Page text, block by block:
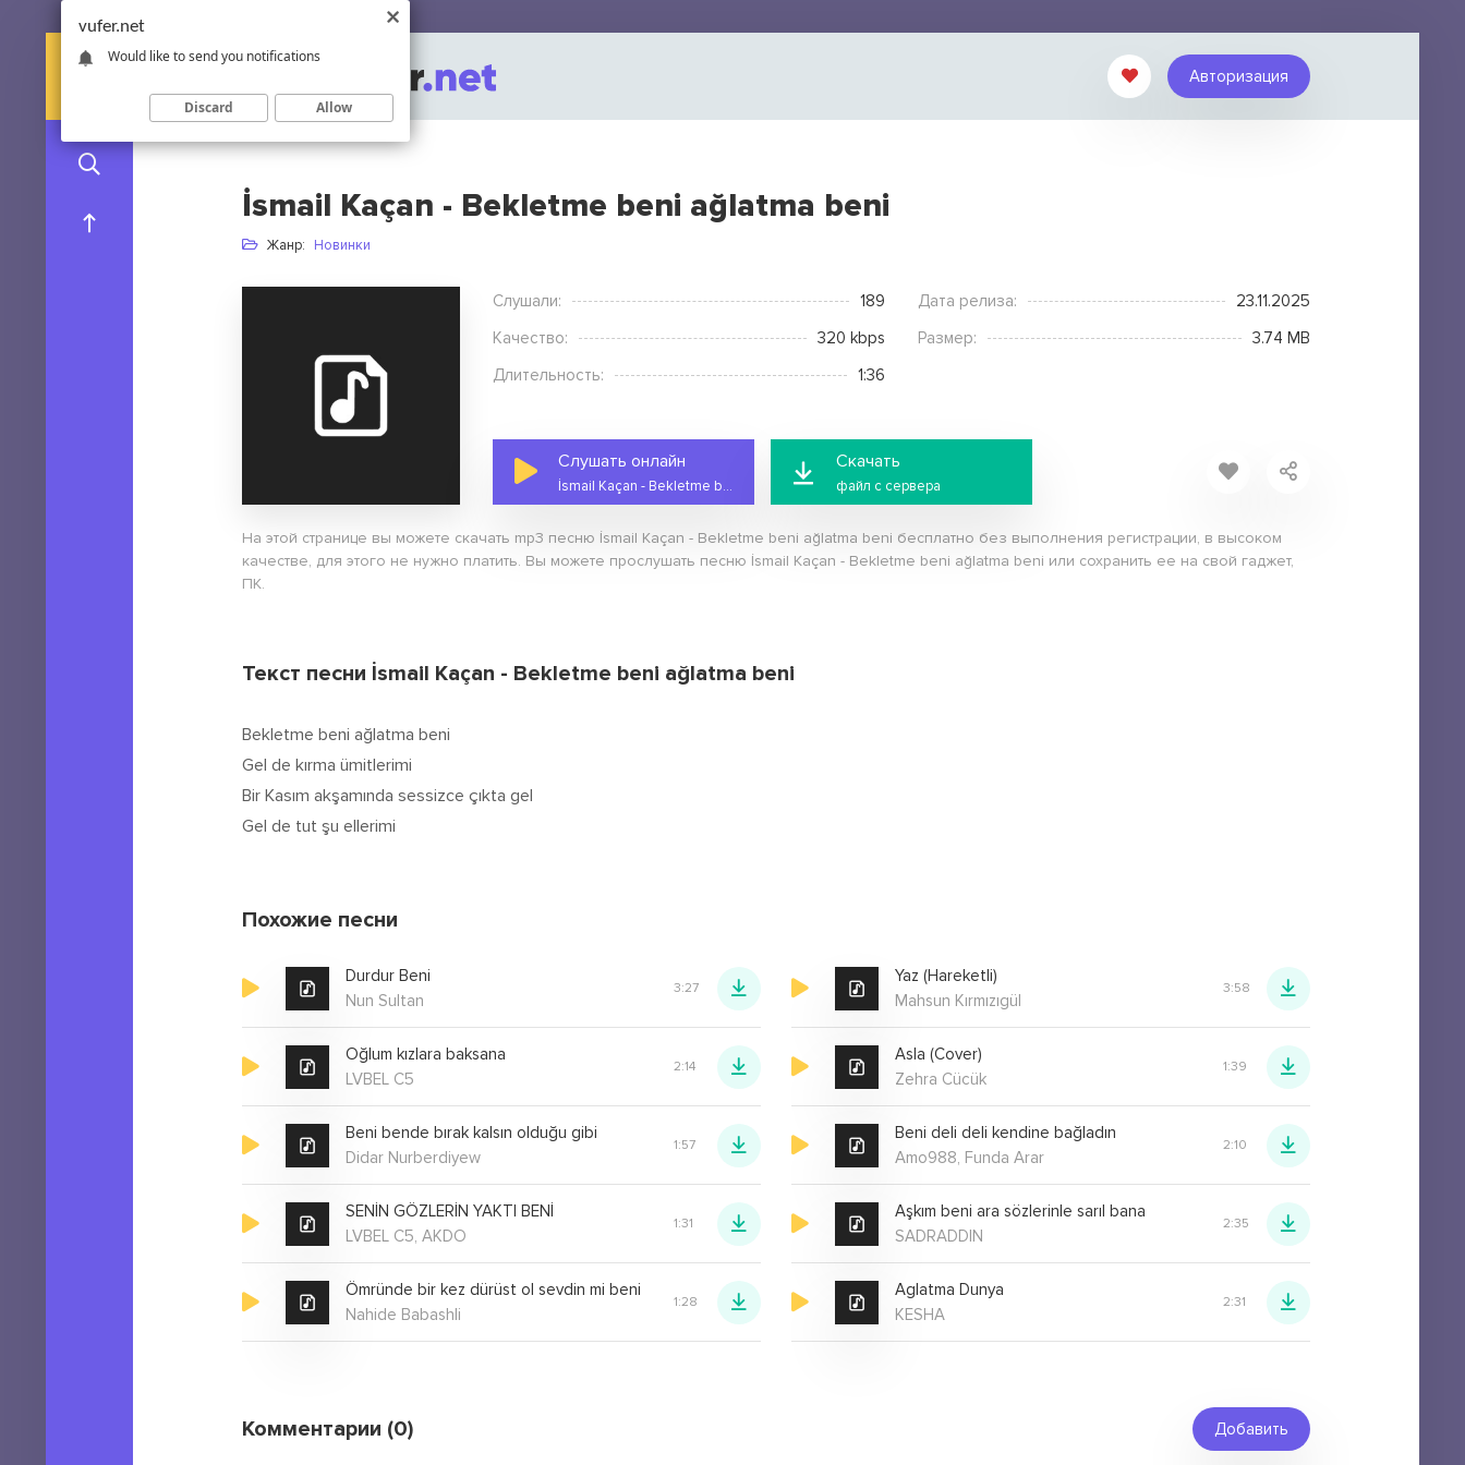
Авторизация
İsmail Kaçan - Bekletme beni ağlatma beni
Жанр: Новинки
Слушали: 189 Дата релиза:
23.11.2025
Качество:
320 kbps Размер:
3.74 MB
Длительность:
1:36
Слушать онлайн
İsmail Kaçan - Bekletme beni ağlatma beni
Скачать
файл с сервера
На этой странице вы можете скачать mp3 песню İsmail Kaçan - Bekletme beni ağlatma beni бесплатно без выполнения регистрации, в высоком
качестве, для этого не нужно платить. Вы можете прослушать песню İsmail Kaçan - Bekletme beni ağlatma beni или сохранить ее на свой гаджет,
ПК.
Текст песни İsmail Kaçan - Bekletme beni ağlatma beni
Bekletme beni ağlatma beni
Gel de kırma ümitlerimi
Bir Kasım akşamında sessizce çıkta gel
Gel de tut şu ellerimi
Похожие песни
Durdur Beni
Nun Sultan
3:27
Yaz (Hareketli)
Mahsun Kırmızıgül
3:58
Oğlum kızlara baksana
LVBEL C5
2:14
Asla (Cover)
Zehra Cücük
1:39
Beni bende bırak kalsın olduğu gibi
Didar Nurberdiyew
1:57
Beni deli deli kendine bağladın
Amo988, Funda Arar
2:10
SENİN GÖZLERİN YAKTI BENİ
LVBEL C5, AKDO
1:31
Aşkım beni ara sözlerinle sarıl bana
SADRADDIN
2:35
Ömründe bir kez dürüst ol sevdin mi beni
Nahide Babashli
1:28
Aglatma Dunya
KESHA
2:31
Комментарии (0) Добавить
vufer.net
Would like to send you notifications
Discard Allow